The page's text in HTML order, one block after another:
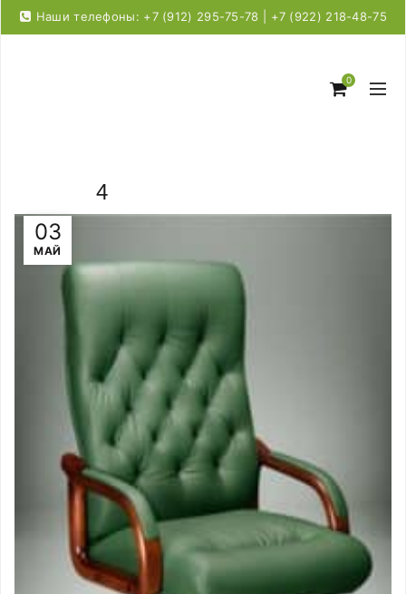
Наши телефоны: +7 (912) 295-75-78 | +7 (922) 218-48-75
0
03
МАЙ
4